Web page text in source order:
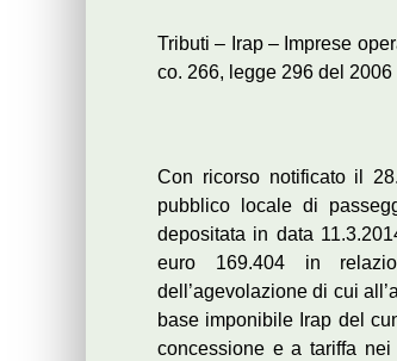
Tributi – Irap – Imprese
co. 266, legge 296 del 2006
Con ricorso notificato il
pubblico locale di
depositata in data
euro 169.404 in
dell’agevolazione di cui
base imponibile Irap del
concessione e a tariffa